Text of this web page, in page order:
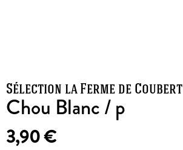
Sélection la Ferme de Coubert
Chou Blanc / p
3,90€